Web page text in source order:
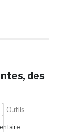
des
Outils